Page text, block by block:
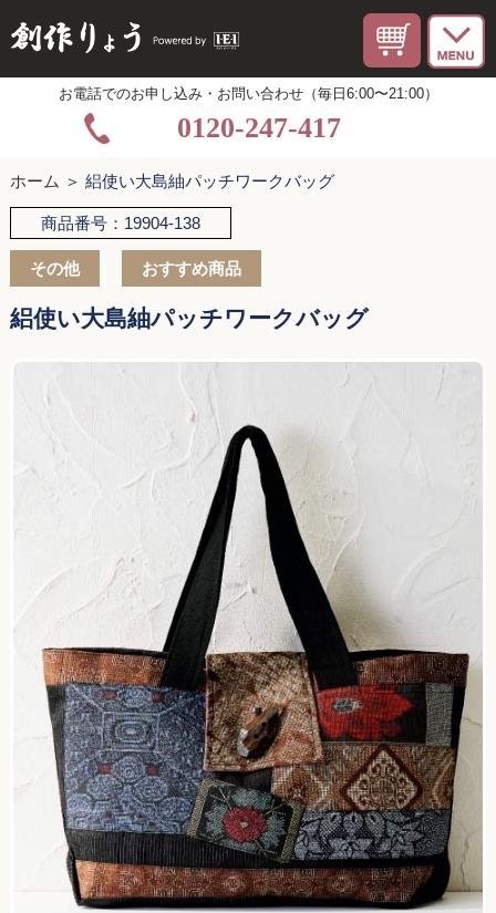
お電話でのお申し込み・お問い合わせ（毎日6:00〜21:00）
0120-247-417
ホーム ＞ 絽使い大島紬パッチワークバッグ
商品番号：19904-138
その他 おすすめ商品
絽使い大島紬パッチワークバッグ